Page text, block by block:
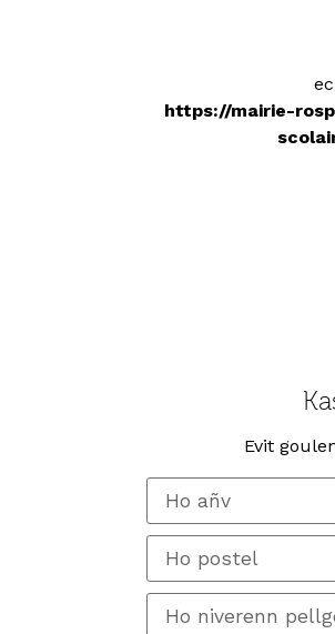
https://mairie-
Evit